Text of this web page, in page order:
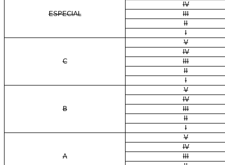
ESPECIAL
IV
III
II
I
C
V
IV
III
II
I
B
V
IV
III
II
I
A
V
IV
III